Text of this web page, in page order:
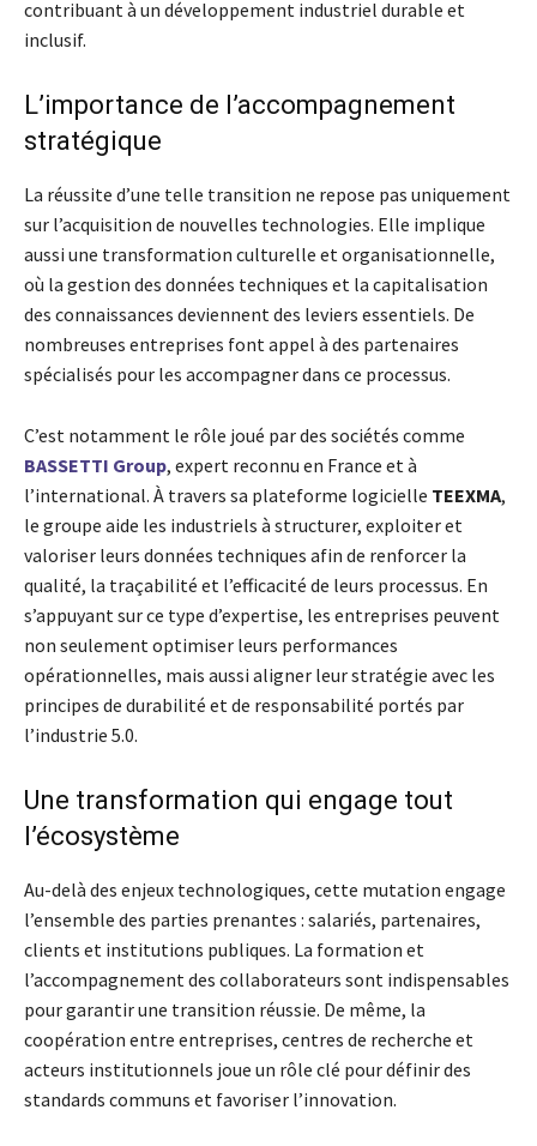
contribuant à un développement industriel durable et
inclusif.
L’importance de l’accompagnement
stratégique
La réussite d’une telle transition ne repose pas uniquement
sur l’acquisition de nouvelles technologies. Elle implique
aussi une transformation culturelle et organisationnelle,
où la gestion des données techniques et la capitalisation
des connaissances deviennent des leviers essentiels. De
nombreuses entreprises font appel à des partenaires
spécialisés pour les accompagner dans ce processus.
C’est notamment le rôle joué par des sociétés comme
BASSETTI Group, expert reconnu en France et à
l’international. À travers sa plateforme logicielle TEEXMA,
le groupe aide les industriels à structurer, exploiter et
valoriser leurs données techniques afin de renforcer la
qualité, la traçabilité et l’efficacité de leurs processus. En
s’appuyant sur ce type d’expertise, les entreprises peuvent
non seulement optimiser leurs performances
opérationnelles, mais aussi aligner leur stratégie avec les
principes de durabilité et de responsabilité portés par
l’industrie 5.0.
Une transformation qui engage tout
l’écosystème
Au-delà des enjeux technologiques, cette mutation engage
l’ensemble des parties prenantes : salariés, partenaires,
clients et institutions publiques. La formation et
l’accompagnement des collaborateurs sont indispensables
pour garantir une transition réussie. De même, la
coopération entre entreprises, centres de recherche et
acteurs institutionnels joue un rôle clé pour définir des
standards communs et favoriser l’innovation.